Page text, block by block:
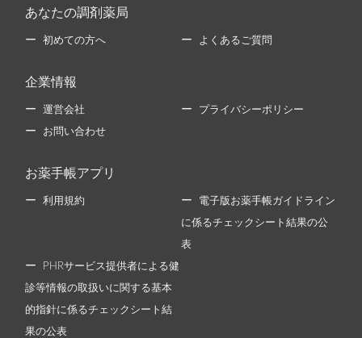
あなたの調剤薬局
初めての方へ よくあるご質問
企業情報
運営会社 プライバシーポリシー
お問い合わせ
お薬手帳アプリ
利用規約 電子版お薬手帳ガイドライン
に係るチェックシート結果の公
表
PHRサービス提供者による健
診等情報の取扱いに関する基本
的指針に係るチェックシート結
果の公表